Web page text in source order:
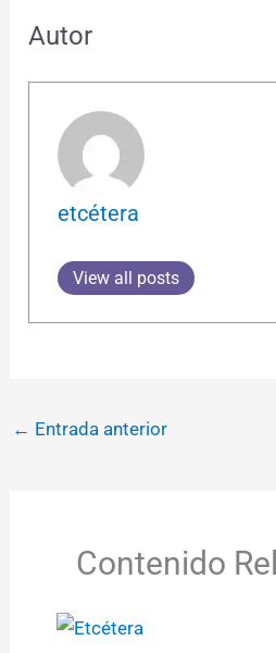
Autor
etcétera
View all posts
← Entrada anterior
Contenido